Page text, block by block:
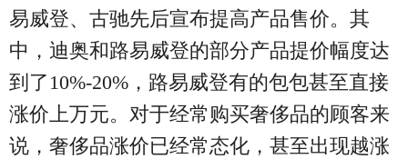
易威登、古驰先后宣布提高产品售价。其
中，迪奥和路易威登的部分产品提价幅度达
到了10%-20%，路易威登有的包包甚至直接
涨价上万元。对于经常购买奢侈品的顾客来
说，奢侈品涨价已经常态化，甚至出现越涨